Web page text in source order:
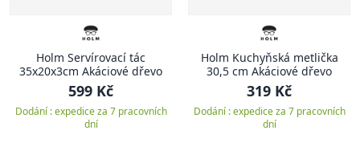
Holm Servírovací tác
35x20x3cm Akáciové dřevo
599 Kč
Dodání : expedice za 7 pracovních
dní
Holm Kuchyňská metlička
30,5 cm Akáciové dřevo
319 Kč
Dodání : expedice za 7 pracovních
dní